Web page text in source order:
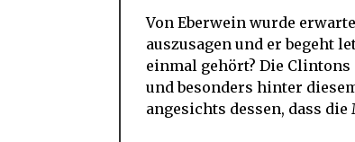
Von Eberwein wurde
auszusagen und er begeht
einmal gehört? Die
und besonders hinter
angesichts dessen, dass